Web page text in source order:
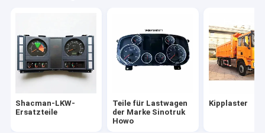
FOTON-LKW-Ersatzteile
Shacman-LKW-
Ersatzteile
Teile für Lastwagen
der Marke Sinotruk
Howo
Kipplaster